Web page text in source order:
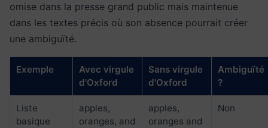
omise dans la presse grand public mais maintenue
dans les textes précis où son absence pourrait créer
une ambiguïté.
Exemple
Avec virgule
d'Oxford
Sans virgule
d'Oxford
Ambiguïté
?
Liste
basique
apples,
oranges, and
apples,
oranges and
Non